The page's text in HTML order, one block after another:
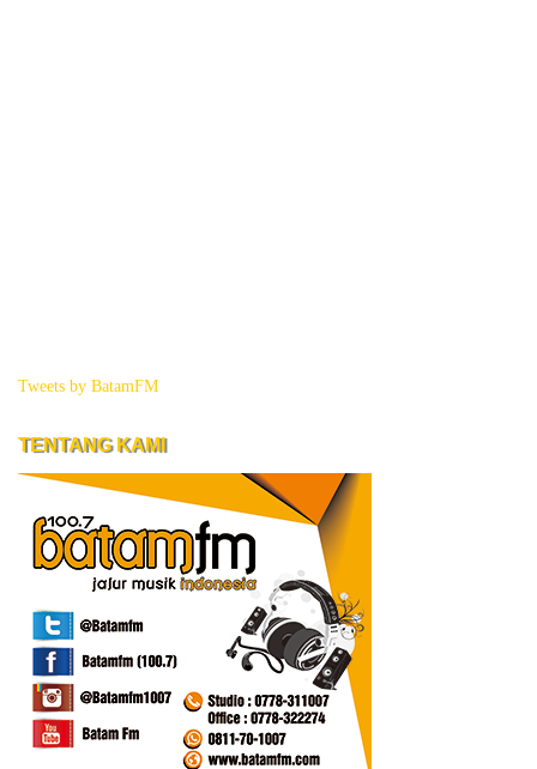
Tweets by BatamFM
TENTANG KAMI